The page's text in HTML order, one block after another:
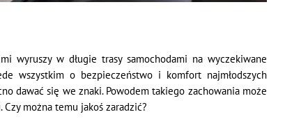
wyruszy w długie trasy samochodami na wyczekiwane
wszystkim o bezpieczeństwo i komfort najmłodszych
dawać się we znaki. Powodem takiego zachowania może
można temu jakoś zaradzić?